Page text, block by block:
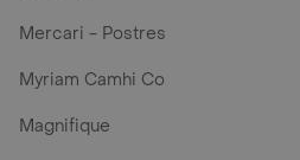
Mercari - Postres
Myriam Camhi Co
Magnifique